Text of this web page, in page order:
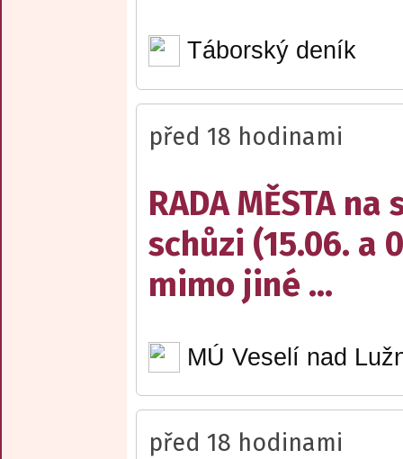
Táborský deník
před 18 hodinami
RADA MĚSTA na
schůzi (15.06. a
mimo jiné ...
MÚ Veselí nad
před 18 hodinami